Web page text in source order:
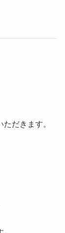
だきます。